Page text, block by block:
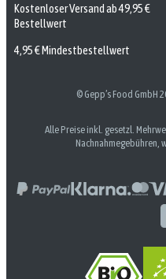
Kostenloser Versand ab 49,95 €
Bestellwert
4,95 € Mindestbestellwert
© Gepp’s Food GmbH
Alle Preise inkl. gesetzl.
Nachnahmegebühren,